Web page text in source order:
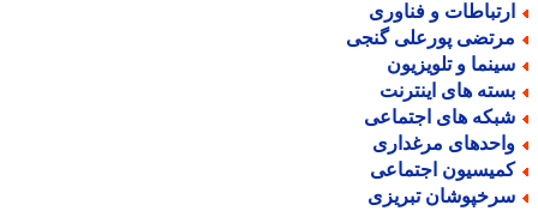
و فناوری
پورعلی گنجی
و تلویزیون
های اینترنت
های اجتماعی
مرغداری
اجتماعی
تبریزی